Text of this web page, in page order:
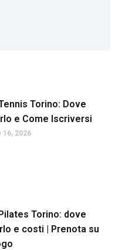
Torino: Dove
e Come Iscriversi
16, 2026
Torino: dove
e costi | Prenota su